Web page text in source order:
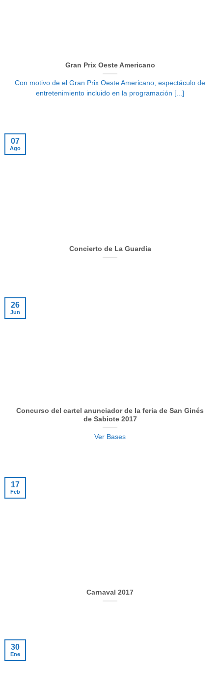
Gran Prix Oeste Americano
Con motivo de el Gran Prix Oeste Americano, espectáculo de
entretenimiento incluido en la programación [...]
Concierto de La Guardia
07
Ago
Concurso del cartel anunciador de la feria de San Ginés
de Sabiote 2017
Ver Bases
26
Jun
Carnaval 2017
17
Feb
30
Ene